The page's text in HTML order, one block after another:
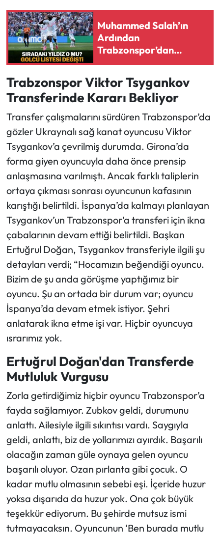
Muhammed Salah’ın
Ardından
Trabzonspor’dan
Romelu Lukaku Hamlesi
Trabzonspor Viktor Tsygankov
Transferinde Kararı Bekliyor
Transfer çalışmalarını sürdüren Trabzonspor’da
gözler Ukraynalı sağ kanat oyuncusu Viktor
Tsygankov’a çevrilmiş durumda. Girona’da
forma giyen oyuncuyla daha önce prensip
anlaşmasına varılmıştı. Ancak farklı taliplerin
ortaya çıkması sonrası oyuncunun kafasının
karıştığı belirtildi. İspanya’da kalmayı planlayan
Tsygankov’un Trabzonspor’a transferi için ikna
çabalarının devam ettiği belirtildi. Başkan
Ertuğrul Doğan, Tsygankov transferiyle ilgili şu
detayları verdi; “Hocamızın beğendiği oyuncu.
Bizim de şu anda görüşme yaptığımız bir
oyuncu. Şu an ortada bir durum var; oyuncu
İspanya’da devam etmek istiyor. Şehri
anlatarak ikna etme işi var. Hiçbir oyuncuya
ısrarımız yok.
Ertuğrul Doğan'dan Transferde
Mutluluk Vurgusu
Zorla getirdiğimiz hiçbir oyuncu Trabzonspor’a
fayda sağlamıyor. Zubkov geldi, durumunu
anlattı. Ailesiyle ilgili sıkıntısı vardı. Saygıyla
geldi, anlattı, biz de yollarımızı ayırdık. Başarılı
olacağın zaman güle oynaya gelen oyuncu
başarılı oluyor. Ozan pırlanta gibi çocuk. O
kadar mutlu olmasının sebebi eşi. İçeride huzur
yoksa dışarıda da huzur yok. Ona çok büyük
teşekkür ediyorum. Bu şehirde mutsuz ismi
tutmayacaksın. Oyuncunun ‘Ben burada mutlu
Mektup Galeri
Ekonomi
Turizm
Teknoloji